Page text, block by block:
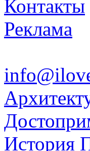
Контакты
Реклама
История